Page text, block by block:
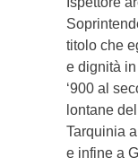
titolo che
e dignità
‘900 al
lontane
Tarquinia
e infine a